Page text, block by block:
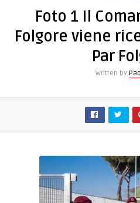
Foto 1 Il
Folgore viene
Par
Written by